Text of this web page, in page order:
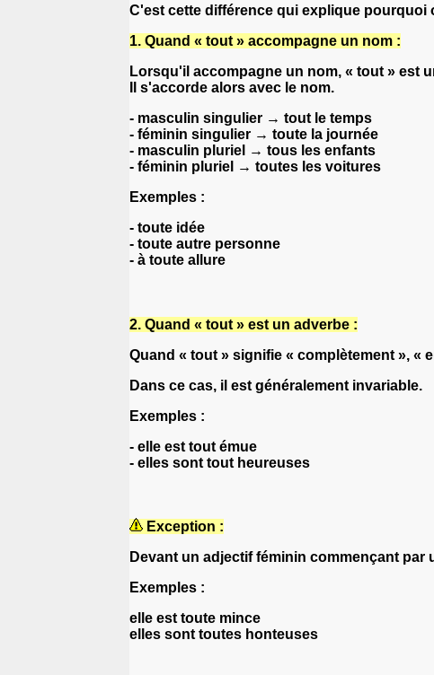
C'est cette différence qui explique
1. Quand « tout » accompagne un nom :
Lorsqu'il accompagne un nom, « tout » est
Il s'accorde alors avec le nom.
- masculin singulier → tout le temps
- féminin singulier → toute la journée
- masculin pluriel → tous les enfants
- féminin pluriel → toutes les voitures
Exemples :
- toute idée
- toute autre personne
- à toute allure
2. Quand « tout » est un adverbe :
Quand « tout » signifie « complètement », «
Dans ce cas, il est généralement invariable.
Exemples :
- elle est tout émue
- elles sont tout heureuses
Exception :
Devant un adjectif féminin commençant
Exemples :
elle est toute mince
elles sont toutes honteuses